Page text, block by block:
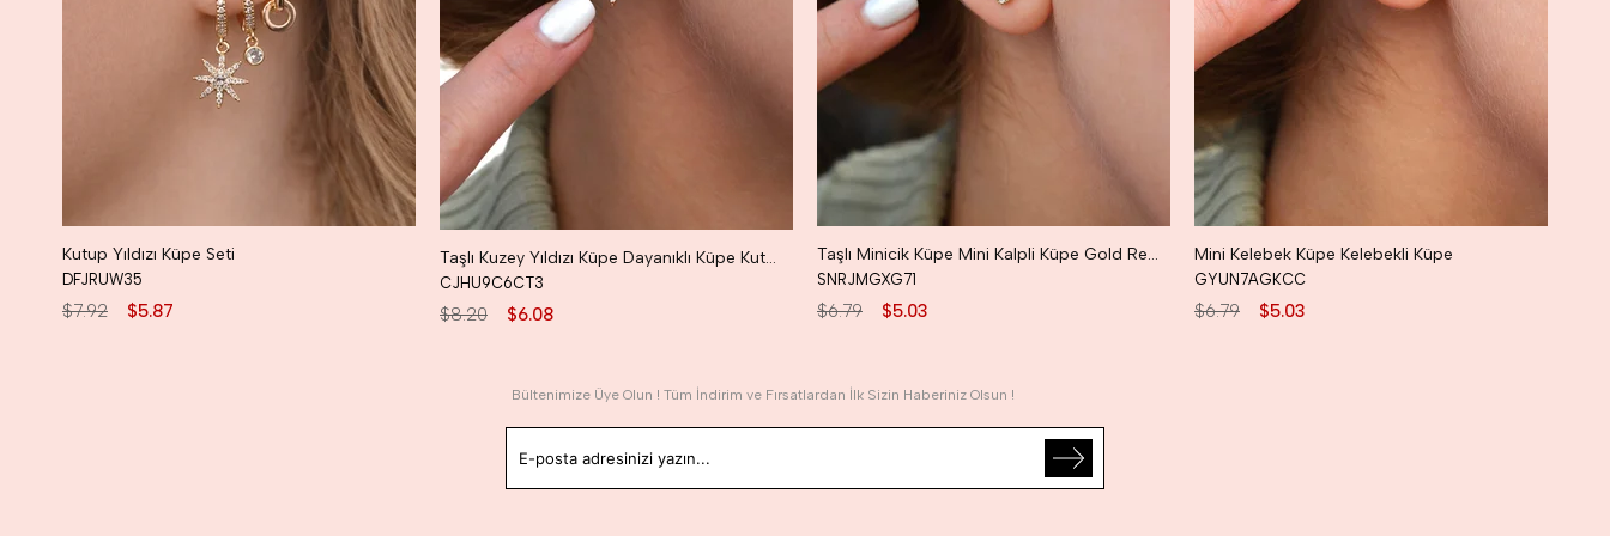
Kutup Yıldızı Küpe Seti
DFJRUW35
$5.87
$7.92
Taşlı Kuzey Yıldızı Küpe Dayanıklı Küpe Kutup Yıldızı Küpe
CJHU9C6CT3
$6.08
$8.20
Taşlı Minicik Küpe Mini Kalpli Küpe Gold Renk
SNRJMGXG71
$5.03
$6.79
Mini Kelebek Küpe Kelebekli Küpe
GYUN7AGKCC
$5.03
$6.79
Bültenimize Üye Olun ! Tüm İndirim ve Fırsatlardan İlk Sizin Haberiniz Olsun !